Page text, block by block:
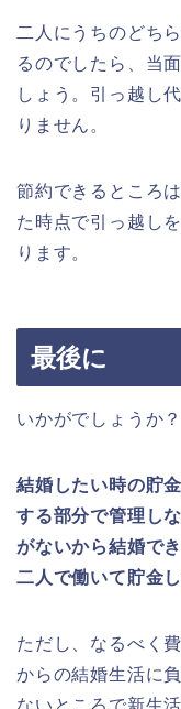
二人にうちのどち
るのでしたら、当
しょう。引っ越し
りません。
節約できるところ
た時点で引っ越し
ります。
最後に
いかがでしょうか？
結婚したい時の貯
する部分で管理し
がないから結婚で
二人で働いて貯金
ただし、なるべく
からの結婚生活に